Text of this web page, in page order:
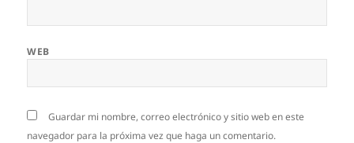
WEB
Guardar mi nombre, correo electrónico y sitio web en este
navegador para la próxima vez que haga un comentario.